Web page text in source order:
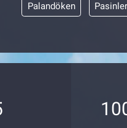
Palandöken Pasinler